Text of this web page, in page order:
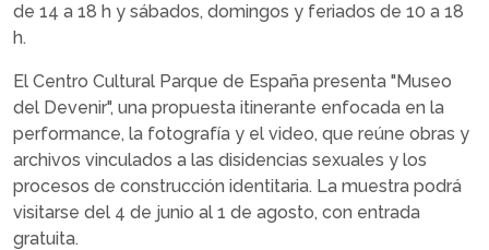
de 14 a 18 h y sábados, domingos y feriados de 10 a 18
h.
El Centro Cultural Parque de España presenta "Museo
del Devenir", una propuesta itinerante enfocada en la
performance, la fotografía y el video, que reúne obras y
archivos vinculados a las disidencias sexuales y los
procesos de construcción identitaria. La muestra podrá
visitarse del 4 de junio al 1 de agosto, con entrada
gratuita.